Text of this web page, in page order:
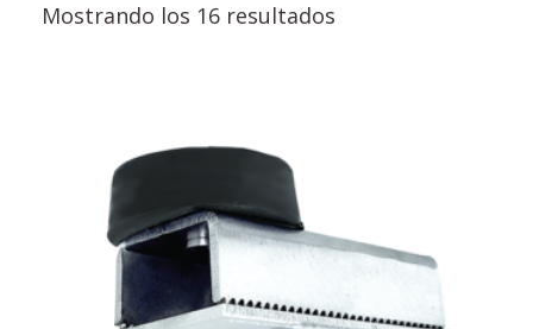
Mostrando los 16 resultados